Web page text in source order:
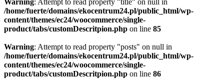
Warning: Attempt to read property "title" on null in
/home/fuerte/domains/ekocentrum24.pl/public_html/wp-
content/themes/ec24/woocommerce/single-
product/tabs/customDescritpion.php on line 85
Warning: Attempt to read property "posts" on null in
/home/fuerte/domains/ekocentrum24.pl/public_html/wp-
content/themes/ec24/woocommerce/single-
product/tabs/customDescritpion.php on line 86